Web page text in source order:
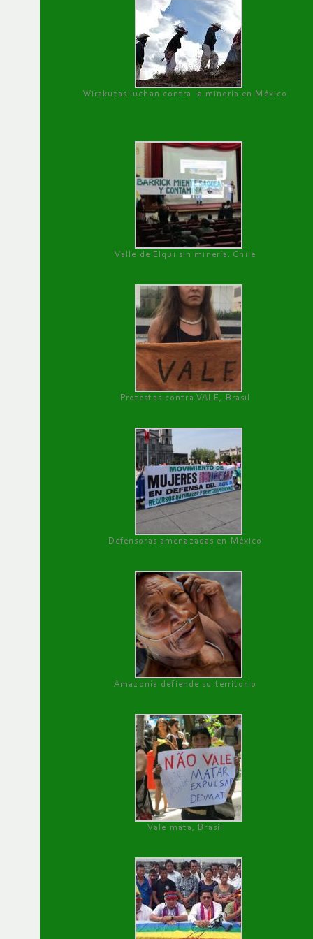
Wirakutas luchan contra la minería en México
Valle de Elqui sin minería. Chile
Protestas contra VALE, Brasil
Defensoras amenazadas en México
Amazonía defiende su territorio
Vale mata, Brasil